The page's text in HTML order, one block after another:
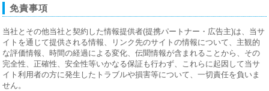
免責事項
当社とその他当社と契約した情報提供者(提携パートナー・広告主)は、当サ
イトを通じて提供される情報、リンク先のサイトの情報について、主観的
な評価情報、時間の経過による変化、伝聞情報が含まれることから、その
完全性、正確性、安全性等いかなる保証も行わず、これらに起因して当サ
イト利用者の方に発生したトラブルや損害等について、一切責任を負いま
せん。